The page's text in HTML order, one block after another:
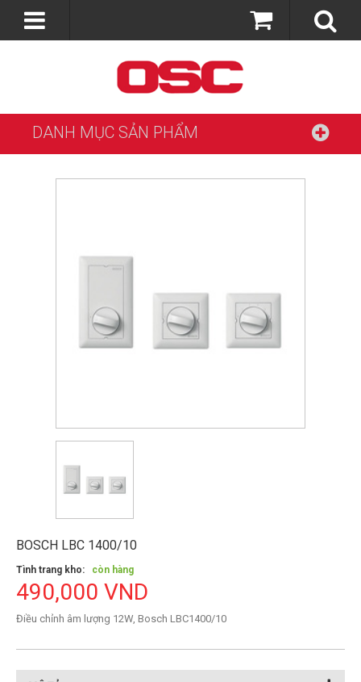
DANH MỤC SẢN PHẨM
BOSCH LBC 1400/10
Tình trang kho: còn hàng
490,000 VND
Điều chỉnh âm lượng 12W, Bosch LBC1400/10